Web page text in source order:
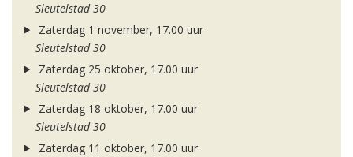
Sleutelstad 30
Zaterdag 1 november, 17.00 uur
Sleutelstad 30
Zaterdag 25 oktober, 17.00 uur
Sleutelstad 30
Zaterdag 18 oktober, 17.00 uur
Sleutelstad 30
Zaterdag 11 oktober, 17.00 uur